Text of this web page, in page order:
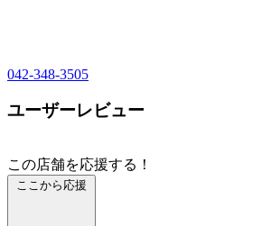
042-348-3505
ユーザーレビュー
この店舗を応援する！
ここから応援